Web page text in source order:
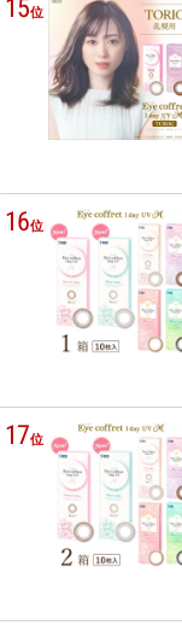
15位
16位
17位